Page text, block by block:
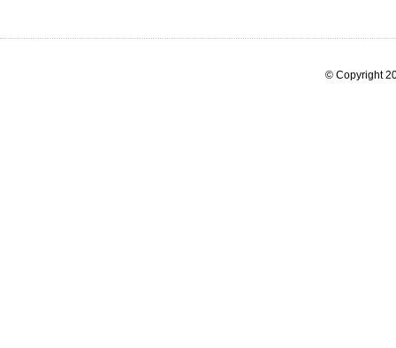
© Copyright